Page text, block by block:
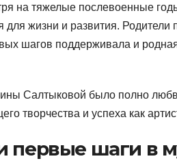
на тяжелые послевоенные
жизни и развития.
шагов поддерживала и
Салтыковой было полно
творчества и успеха как
первые шаги в